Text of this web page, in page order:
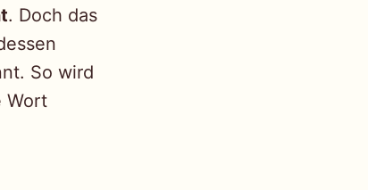
. Doch das
So wird
Wort